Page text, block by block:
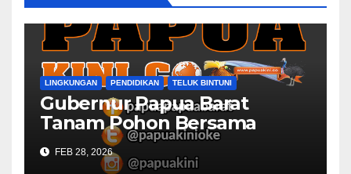
LINGKUNGAN PENDIDIKAN TELUK BINTUNI
Gubernur Papua Barat
Tanam Pohon Bersama
Civitas Academica
Universitas Muhammadiyah
FEB 28, 2026